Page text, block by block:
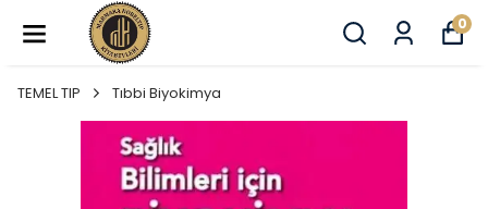
0
TEMEL TIP Tıbbi Biyokimya